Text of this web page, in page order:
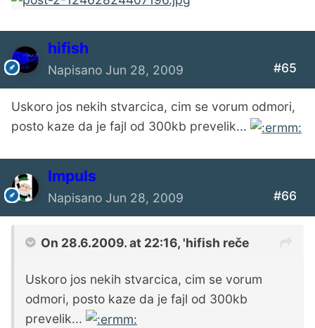
hifish
Napisano Jun 28, 2009 #65
Uskoro jos nekih stvarcica, cim se vorum odmori,
posto kaze da je fajl od 300kb prevelik...
Impuls
Napisano Jun 28, 2009 #66
On 28.6.2009. at 22:16, 'hifish reče
Uskoro jos nekih stvarcica, cim se vorum
odmori, posto kaze da je fajl od 300kb
prevelik...